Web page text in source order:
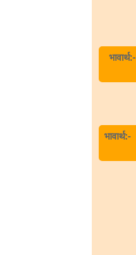
भावार्थ:-
भावार्थ:-